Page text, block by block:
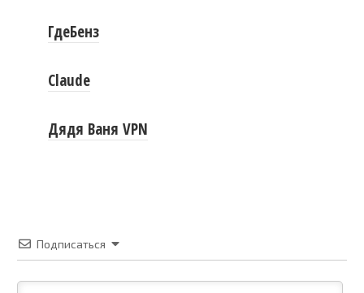
ГдеБенз
Claude
Дядя Ваня VPN
Подписаться